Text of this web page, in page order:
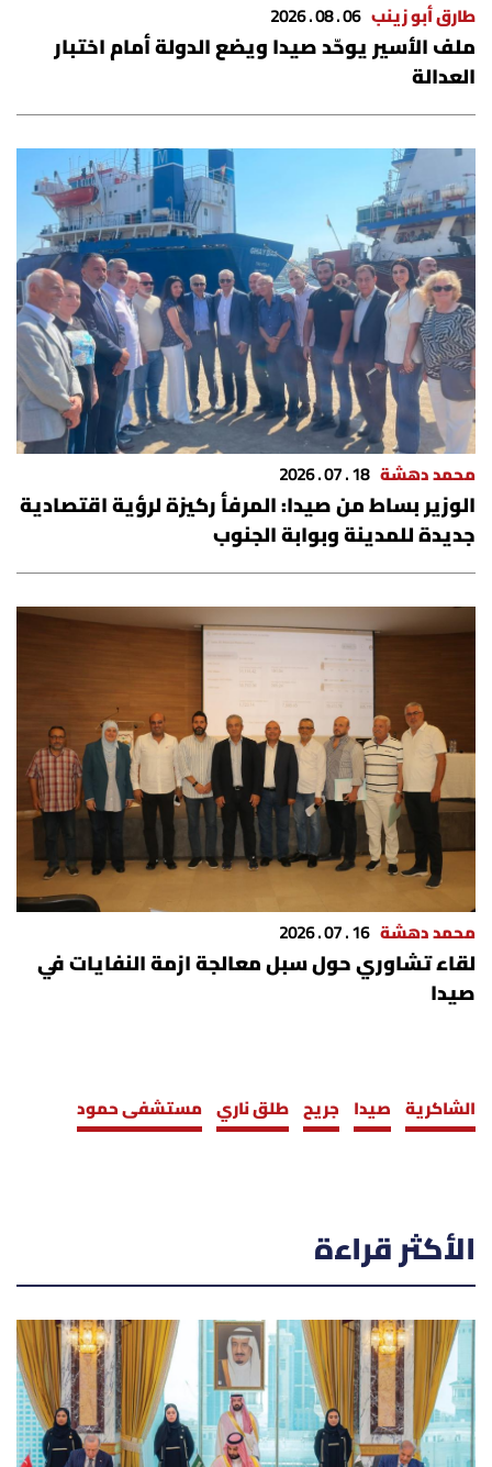
الرياضة
منوّعات
حظّك اليوم
للتاريخ
فيديو
من نحن
للتواصل معنا
شروط الاستخدام
شروط الإشتراك
Digital solutions by
طارق أبو زينب 06 . 08 . 2026
ملف الأسير يوحّد صيدا ويضع الدولة أمام اختبار
العدالة
محمد دهشة 18 . 07 . 2026
الوزير بساط من صيدا: المرفأ ركيزة لرؤية اقتصادية
جديدة للمدينة وبوابة الجنوب
محمد دهشة 16 . 07 . 2026
لقاء تشاوري حول سبل معالجة ازمة النفايات في
صيدا
الشاكرية صيدا جريح طلق ناري مستشفى حمود
الأكثر قراءة